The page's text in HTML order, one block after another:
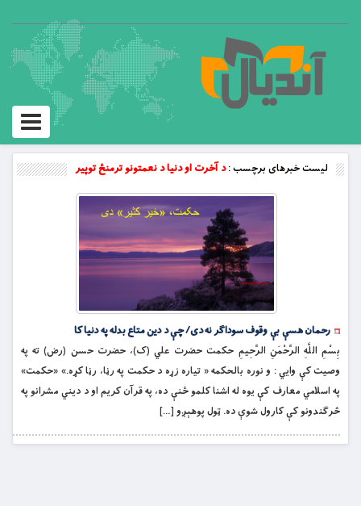
Toggle
لیست خبرهای برچسب :د آخرت او دنیا د نعمتونو ترمنځ توپیر
رحمان هسې بې وقوف سوداګر نه دی/ چې د دین متاع بدله په دنیا کا
بِسْمِ اللَّهِ الرَّحْمَنِ الرَّحِيمِ حکمت حضرت علي (ک)، حضرت حسن (رض) ته په
وصیت کې وايي : و نوره بالحكمه « تیاره زړه د حکمت په رڼا، رڼا کړه.» «حکمت»
په اسلامي معارف کې یوه له اشنا کلمو ځنې ده، په قرآن کریم او د دیني مشرانو په
څرګندونو کې کارول شوې ده. ټول پوهېږو […]